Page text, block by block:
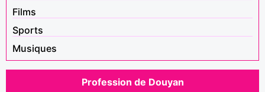
Films
Sports
Musiques
Profession de Douyan